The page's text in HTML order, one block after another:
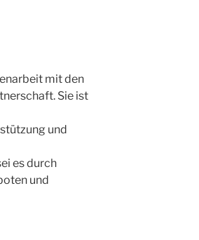
mit den
Sie ist
und
es durch
und